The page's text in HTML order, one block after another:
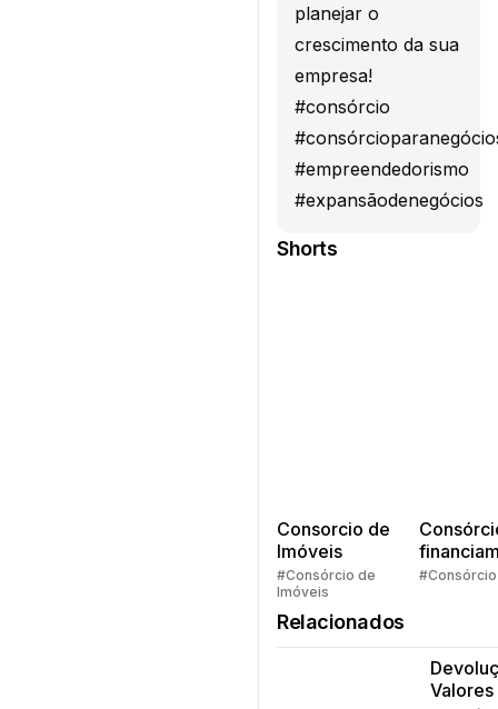
planejar o
crescimento da sua
empresa!
#consórcio
#empreendedorismo
#expansãodenegócios
Shorts
Consorcio de
Imóveis
#Consórcio de
Imóveis
Quem
#Consórcio
Relacionados
Valores